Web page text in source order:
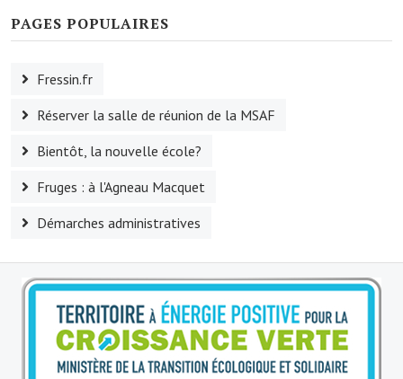
Les foulées Fressinoises
Fêtes et manifestations
Le calendrier annuel
Liste et coordonnées des associations
TOURISME, PATRIMOINE
Fressin, ville d'histoire
L'église
Les panneaux du patrimoine
Le château
Georges Bernanos
PAGES POPULAIRES
Fressin.fr
Réserver la salle de réunion de la MSAF
Bientôt, la nouvelle école?
Fruges : à l'Agneau Macquet
Démarches administratives